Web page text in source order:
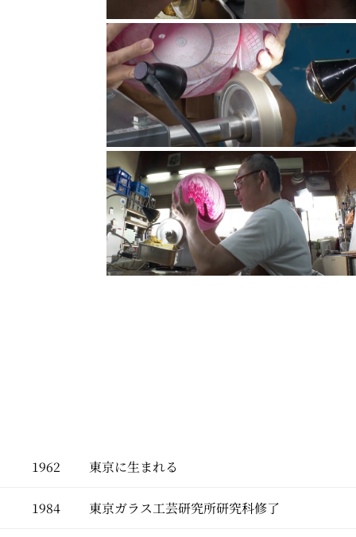
1962 東京に生まれる
1984 東京ガラス工芸研究所研究科修了